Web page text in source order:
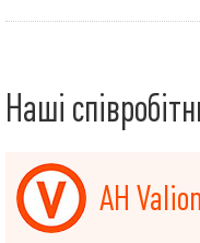
Наші
АН Valion